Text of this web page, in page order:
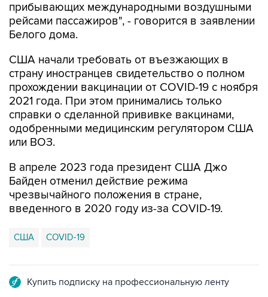
прибывающих международными воздушными
рейсами пассажиров", - говорится в заявлении
Белого дома.
США начали требовать от въезжающих в
страну иностранцев свидетельство о полном
прохождении вакцинации от COVID-19 с ноября
2021 года. При этом принимались только
справки о сделанной прививке вакцинами,
одобренными медицинским регулятором США
или ВОЗ.
В апреле 2023 года президент США Джо
Байден отменил действие режима
чрезвычайного положения в стране,
введенного в 2020 году из-за COVID-19.
США COVID-19
Купить подписку на профессиональную ленту